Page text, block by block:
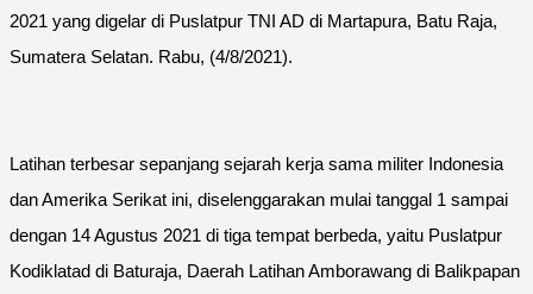
2021 yang digelar di Puslatpur TNI AD di Martapura, Batu Raja,
Sumatera Selatan. Rabu, (4/8/2021).
Latihan terbesar sepanjang sejarah kerja sama militer Indonesia
dan Amerika Serikat ini, diselenggarakan mulai tanggal 1 sampai
dengan 14 Agustus 2021 di tiga tempat berbeda, yaitu Puslatpur
Kodiklatad di Baturaja, Daerah Latihan Amborawang di Balikpapan